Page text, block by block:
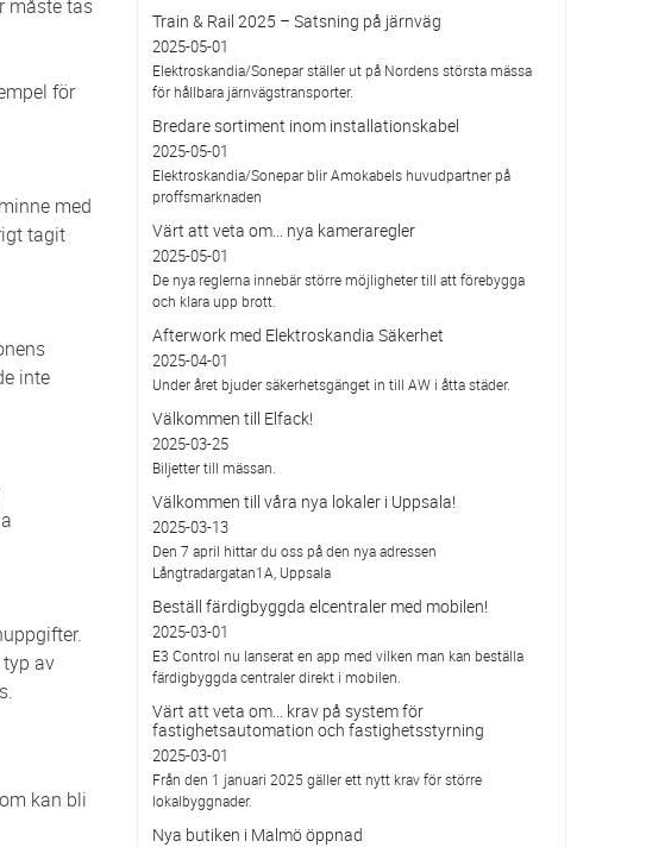
måste tas
för
med
tagit
inte
av
kan bli
Train & Rail 2025 – Satsning på järnväg
2025-05-01
Elektroskandia/Sonepar ställer ut på Nordens största mässa
för hållbara järnvägstransporter.
Bredare sortiment inom installationskabel
2025-05-01
Elektroskandia/Sonepar blir Amokabels huvudpartner på
proffsmarknaden
Värt att veta om... nya kameraregler
2025-05-01
De nya reglerna innebär större möjligheter till att förebygga
och klara upp brott.
Afterwork med Elektroskandia Säkerhet
2025-04-01
Under året bjuder säkerhetsgänget in till AW i åtta städer.
Välkommen till Elfack!
2025-03-25
Biljetter till mässan.
Välkommen till våra nya lokaler i Uppsala!
2025-03-13
Den 7 april hittar du oss på den nya adressen
Långtradargatan1A, Uppsala
Beställ färdigbyggda elcentraler med mobilen!
2025-03-01
E3 Control nu lanserat en app med vilken man kan beställa
färdigbyggda centraler direkt i mobilen.
Värt att veta om... krav på system för
fastighetsautomation och fastighetsstyrning
2025-03-01
Från den 1 januari 2025 gäller ett nytt krav för större
lokalbyggnader.
Nya butiken i Malmö öppnad